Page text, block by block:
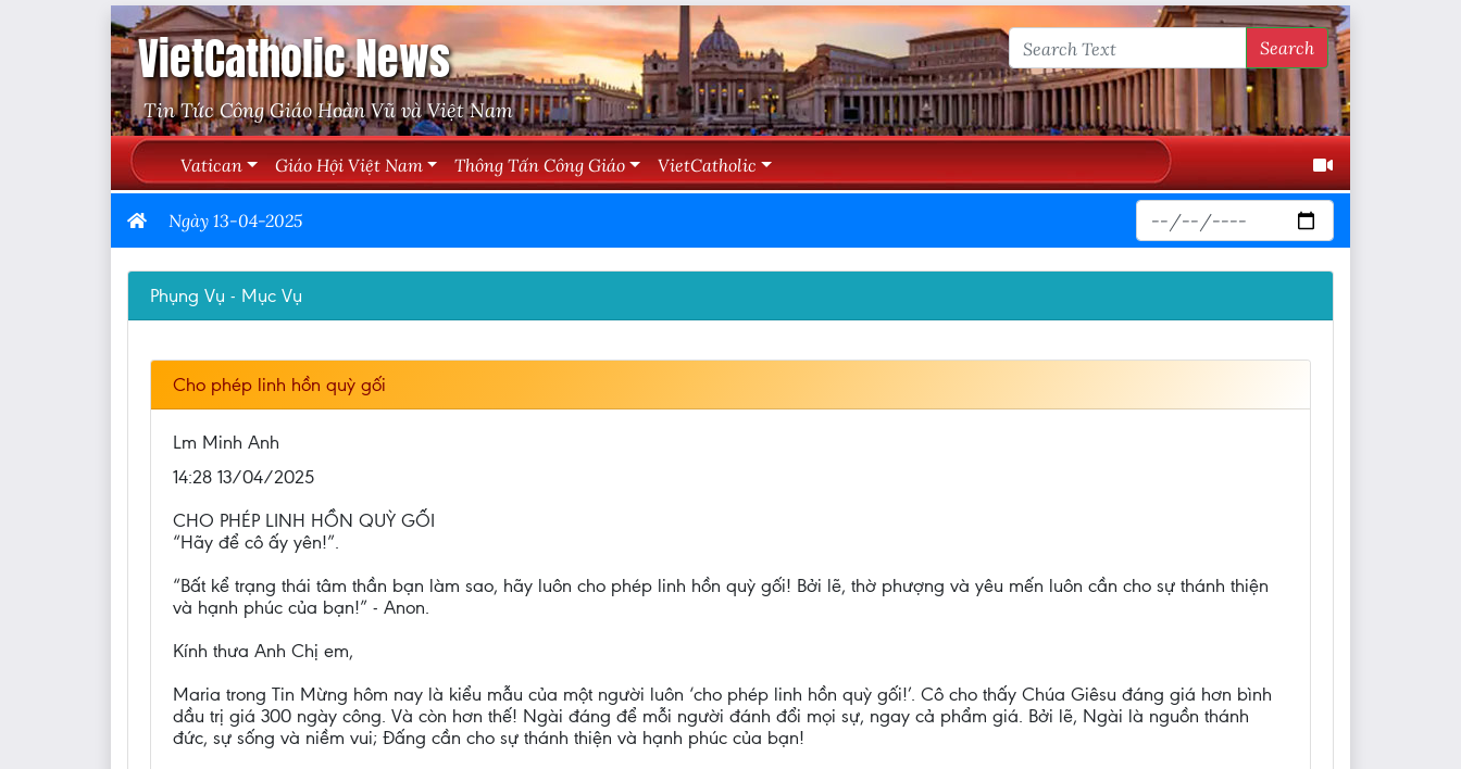
VietCatholic News
Tin Tức Công Giáo Hoàn Vũ và Việt Nam
Search
Vatican Giáo Hội Việt Nam Thông Tấn Công Giáo VietCatholic
Ngày 13-04-2025
Phụng Vụ - Mục Vụ
Cho phép linh hồn quỳ gối
Lm Minh Anh
14:28 13/04/2025
CHO PHÉP LINH HỒN QUỲ GỐI
“Hãy để cô ấy yên!”.
“Bất kể trạng thái tâm thần bạn làm sao, hãy luôn cho phép linh hồn quỳ gối! Bởi lẽ, thờ phượng và yêu mến luôn cần cho sự thánh thiện
và hạnh phúc của bạn!” - Anon.
Kính thưa Anh Chị em,
Maria trong Tin Mừng hôm nay là kiểu mẫu của một người luôn ‘cho phép linh hồn quỳ gối!’. Cô cho thấy Chúa Giêsu đáng giá hơn bình
dầu trị giá 300 ngày công. Và còn hơn thế! Ngài đáng để mỗi người đánh đổi mọi sự, ngay cả phẩm giá. Bởi lẽ, Ngài là nguồn thánh
đức, sự sống và niềm vui; Đấng cần cho sự thánh thiện và hạnh phúc của bạn!